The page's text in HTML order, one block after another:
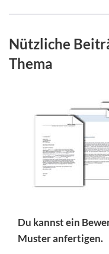
Nützliche
Thema
Du kannst ein
Muster anfertigen.